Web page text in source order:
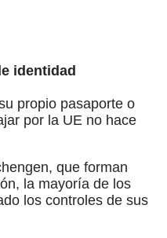
identidad
propio pasaporte o
por la UE no hace
que forman
la mayoría de los
los controles de sus